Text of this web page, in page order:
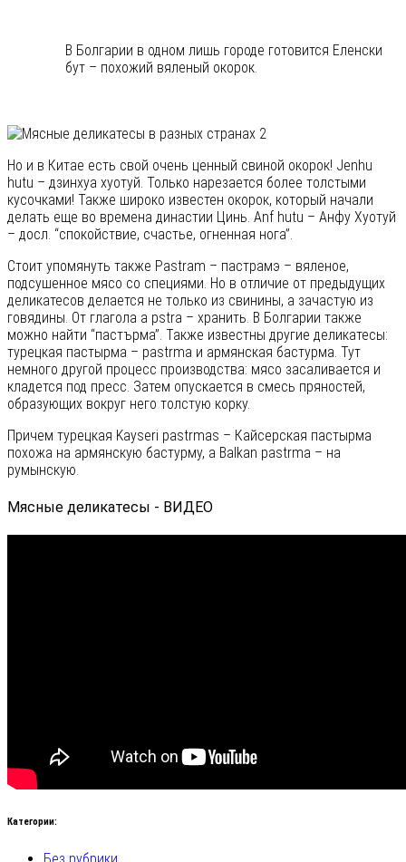
В Болгарии в одном лишь городе готовится Еленски
бут – похожий вяленый окорок.
Но и в Китае есть свой очень ценный свиной окорок! Jenhu
hutu – дзинхуа хуотуй. Только нарезается более толстыми
кусочками! Также широко известен окорок, который начали
делать еще во времена династии Цинь. Anf hutu – Анфу Хуотуй
– досл. “спокойствие, счастье, огненная нога”.
Стоит упомянуть также Pastram – пастрамэ – вяленое,
подсушенное мясо со специями. Но в отличие от предыдущих
деликатесов делается не только из свинины, а зачастую из
говядины. От глагола a pstra – хранить. В Болгарии также
можно найти “пастърма”. Также известны другие деликатесы:
турецкая пастырма – pastrma и армянская бастурма. Тут
немного другой процесс производства: мясо засаливается и
кладется под пресс. Затем опускается в смесь пряностей,
образующих вокруг него толстую корку.
Причем турецкая Kayseri pastrmas – Кайсерская пастырма
похожа на армянскую бастурму, а Balkan pastrma – на
румынскую.
Мясные деликатесы - ВИДЕО
Категории: